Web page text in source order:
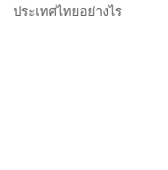
ประเทศไทยอย่างไร